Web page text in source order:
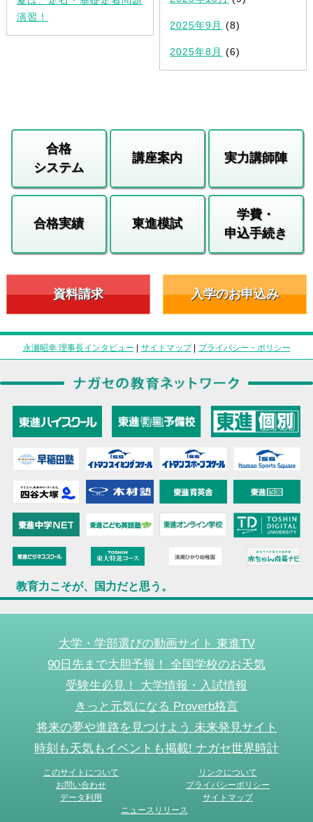
演習！
2025年9月 (8)
2025年8月 (6)
合格
システム
講座案内 実力講師陣
合格実績 東進模試
学費・
申込手続き
資料請求 入学のお申込み
永瀬昭幸 理事長インタビュー | サイトマップ| プライバシー・ポリシー
教育力こそが、国力だと思う。
大学・学部選びの動画サイト 東進TV
90日先まで大胆予報！ 全国学校のお天気
受験生必見！ 大学情報・入試情報
きっと元気になる Proverb格言
将来の夢や進路を見つけよう 未来発見サイト
時刻も天気もイベントも掲載! ナガセ世界時計
このサイトについて
リンクについて
お問い合わせ
プライバシーポリシー
データ利用
サイトマップ
ニュースリリース